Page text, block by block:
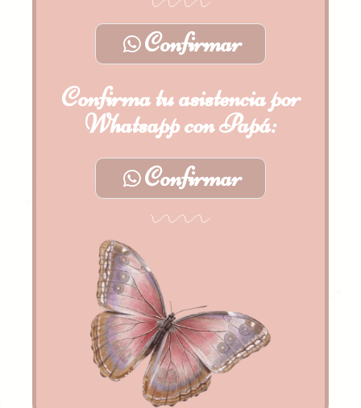
Confirmar
Confirma tu asistencia por
Whatsapp con Papá:
Confirmar